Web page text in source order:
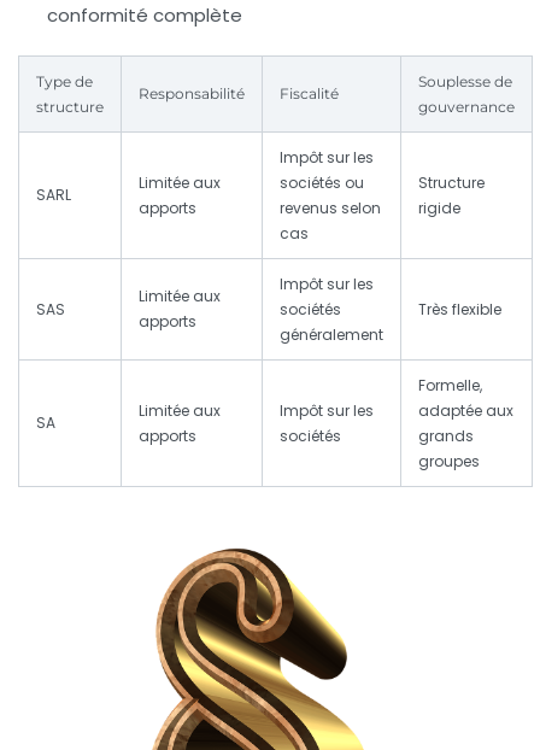
conformité complète
Type de
structure
Responsabilité Fiscalité
Souplesse de
gouvernance
SARL
Limitée aux
apports
Impôt sur les
sociétés ou
revenus selon
cas
Structure
rigide
SAS
Limitée aux
apports
Impôt sur les
sociétés
généralement
Très flexible
SA
Limitée aux
apports
Impôt sur les
sociétés
Formelle,
adaptée aux
grands
groupes